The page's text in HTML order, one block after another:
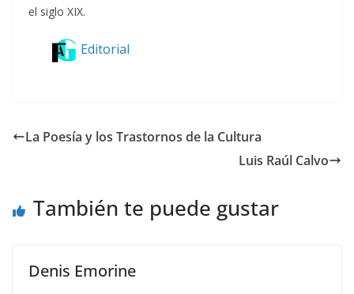
el siglo XIX.
Editorial
La Poesía y los Trastornos de la Cultura
Luis Raúl Calvo
También te puede gustar
Denis Emorine